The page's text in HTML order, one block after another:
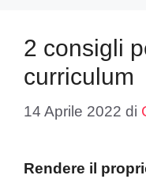
2 consigli
curriculum
14 Aprile 2022 di
Rendere il